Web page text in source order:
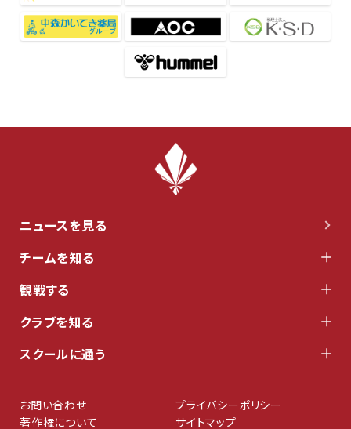
ニュースを見る
チームを知る
観戦する
クラブを知る
スクールに通う
お問い合わせ
プライバシーポリシー
著作権について
サイトマップ